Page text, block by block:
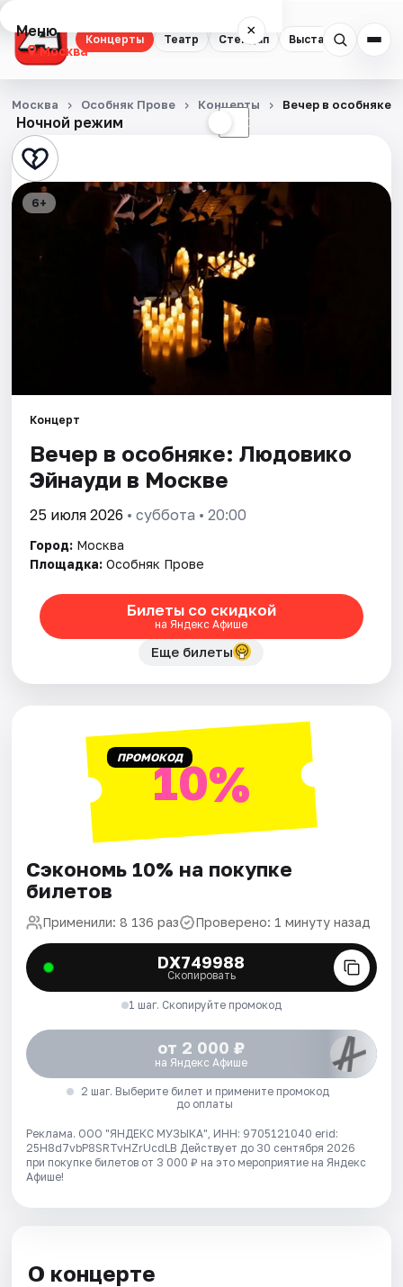
Концерты Театр Стендап Выставки
Меню ×
Москва
Концерты
Театр
Стендап
Квесты
Города
Площадки
Рейтинги
Ночной режим ☾
Москва Особняк Прове Концерты Вечер в
6+
Концерт
Вечер в особняке: Людовико
Эйнауди в Москве
25 июля 2026 • суббота • 20:00
Город: Москва
Площадка: Особняк Прове
Билеты со скидкой
на Яндекс Афише
Еще билеты
ПРОМОКОД10%
Сэкономь 10% на покупке
билетов
Применили: 8 136 раз Проверено: 1 минуту назад
DX749988
Скопировать
1 шаг. Скопируйте промокод
от 2 000 ₽
на Яндекс Афише
2 шаг. Выберите билет и примените промокод
до оплаты
Реклама. ООО "ЯНДЕКС МУЗЫКА", ИНН: 9705121040 erid:
25H8d7vbP8SRTvHZrUcdLB Действует до 30 сентября 2026
при покупке билетов от 3 000 ₽ на это мероприятие на Яндекс
Афише!
О концерте